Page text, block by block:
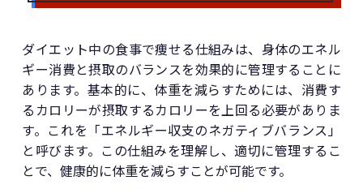
ダイエット中の食事で痩せる仕組みは、身体のエネル
ギー消費と摂取のバランスを効果的に管理することに
あります。基本的に、体重を減らすためには、消費す
るカロリーが摂取するカロリーを上回る必要がありま
す。これを「エネルギー収支のネガティブバランス」
と呼びます。この仕組みを理解し、適切に管理するこ
とで、健康的に体重を減らすことが可能です。